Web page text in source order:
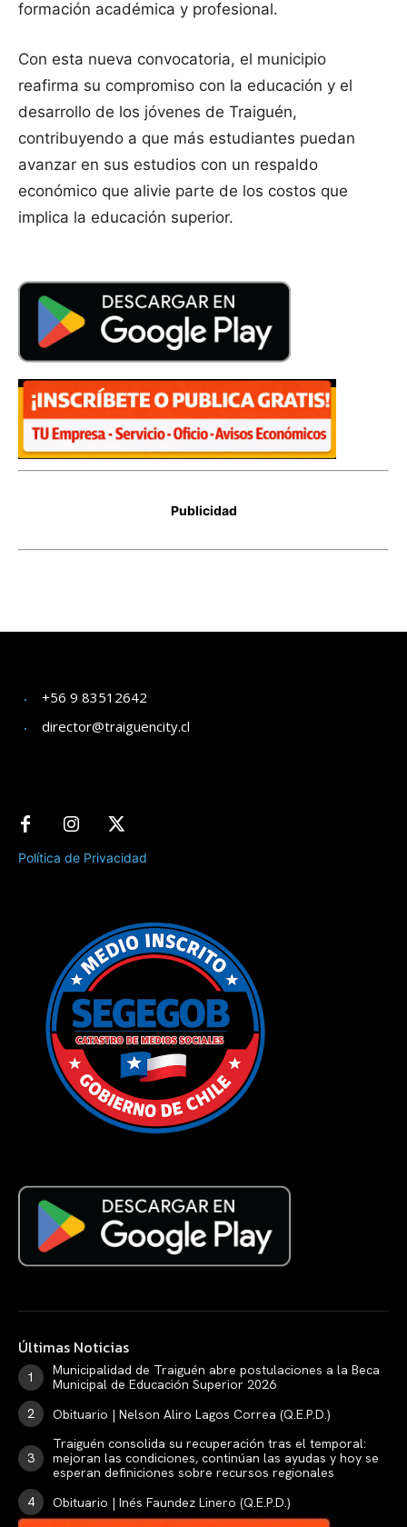
+56 9 83512642
director@traiguencity.cl
Política de Privacidad
Últimas Noticias
Municipalidad de Traiguén abre postulaciones a la Beca
Municipal de Educación Superior 2026
Obituario | Nelson Aliro Lagos Correa (Q.E.P.D.)
Traiguén consolida su recuperación tras el temporal:
mejoran las condiciones, continúan las ayudas y hoy se
esperan definiciones sobre recursos regionales
Obituario | Inés Faundez Linero (Q.E.P.D.)